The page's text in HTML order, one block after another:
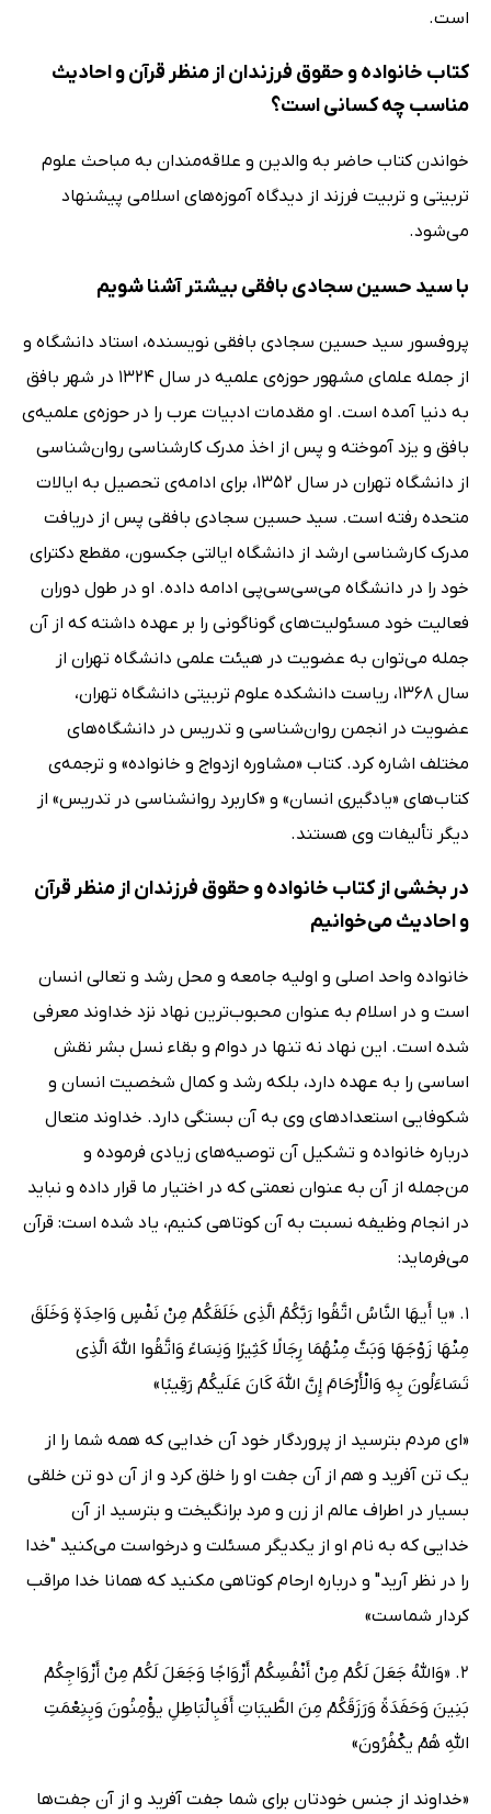
است.
کتاب خانواده و حقوق فرزندان از منظر قرآن و احادیث
مناسب چه کسانی است؟
خواندن کتاب حاضر به والدین و علاقه‌مندان به مباحث علوم
تربیتی و تربیت فرزند از دیدگاه آموزه‌های اسلامی پیشنهاد
می‌شود.
با سید حسین سجادی بافقی بیشتر آشنا شویم
پروفسور سید حسین سجادی بافقی نویسنده، استاد دانشگاه و
از جمله علمای مشهور حوزه‌ی علمیه در سال 1324 در شهر بافق
به دنیا آمده است. او مقدمات ادبیات عرب را در حوزه‌ی علمیه‌ی
بافق و یزد آموخته و پس از اخذ مدرک کارشناسی روان‌شناسی
از دانشگاه تهران در سال 1352، برای ادامه‌ی تحصیل به ایالات
متحده رفته است. سید حسین سجادی بافقی پس از دریافت
مدرک کارشناسی ارشد از دانشگاه ایالتی جکسون، مقطع دکترای
خود را در دانشگاه می‌سی‌سی‌پی ادامه داده. او در طول دوران
فعالیت خود مسئولیت‌های گوناگونی را بر عهده داشته که از آن
جمله می‌توان به عضویت در هیئت علمی دانشگاه تهران از
سال 1368، ریاست دانشکده علوم تربیتی دانشگاه تهران،
عضویت در انجمن روان‌شناسی و تدریس در دانشگاه‌های
مختلف اشاره کرد. کتاب «مشاوره ازدواج و خانواده» و ترجمه‌ی
کتاب‌های «یادگیری انسان» و «کاربرد روانشناسی در تدریس» از
دیگر تألیفات وی هستند.
در بخشی از کتاب خانواده و حقوق فرزندان از منظر قرآن
و احادیث می‌خوانیم
خانواده واحد اصلی و اولیه جامعه و محل رشد و تعالی انسان
است و در اسلام به عنوان محبوب‌ترین نهاد نزد خداوند معرفی
شده است. این نهاد نه تنها در دوام و بقاء نسل بشر نقش
اساسی را به عهده دارد، بلکه رشد و کمال شخصیت انسان و
شکوفایی استعدادهای وی به آن بستگی دارد. خداوند متعال
درباره خانواده و تشکیل آن توصیه‌های زیادی فرموده و
من‌جمله از آن به عنوان نعمتی که در اختیار ما قرار داده و نباید
در انجام وظیفه نسبت به آن کوتاهی کنیم، یاد شده است: قرآن
می‌فرماید:
1. «یا أَیهَا النَّاسُ اتَّقُوا رَبَّکُمُ الَّذِی خَلَقَکُمْ مِنْ نَفْسٍ وَاحِدَةٍ وَخَلَقَ
مِنْهَا زَوْجَهَا وَبَثَّ مِنْهُمَا رِجَالًا کَثِیرًا وَنِسَاءً وَاتَّقُوا اللَّهَ الَّذِی
تَسَاءَلُونَ بِهِ وَالْأَرْحَامَ إِنَّ اللَّهَ کَانَ عَلَیکُمْ رَقِیبًا»
«ای مردم بترسید از پروردگار خود آن خدایی که همه شما را از
یک تن آفرید و هم از آن جفت او را خلق کرد و از آن دو تن خلقی
بسیار در اطراف عالم از زن و مرد برانگیخت و بترسید از آن
خدایی که به نام او از یکدیگر مسئلت و درخواست می‌کنید "خدا
را در نظر آرید" و درباره ارحام کوتاهی مکنید که همانا خدا مراقب
کردار شماست»
2. «وَاللَّهُ جَعَلَ لَکُمْ مِنْ أَنْفُسِکُمْ أَزْوَاجًا وَجَعَلَ لَکُمْ مِنْ أَزْوَاجِکُمْ
بَنِینَ وَحَفَدَةً وَرَزَقَکُمْ مِنَ الطَّیبَاتِ أَفَبِالْبَاطِلِ یؤْمِنُونَ وَبِنِعْمَتِ
اللَّهِ هُمْ یکْفُرُونَ»
«خداوند از جنس خودتان برای شما جفت آفرید و از آن جفت‌ها